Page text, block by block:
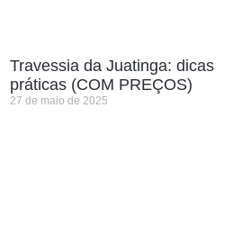
Travessia da Juatinga: dicas
práticas (COM PREÇOS)
27 de maio de 2025